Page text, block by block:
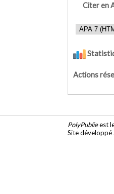
Citer en
Actions
PolyPublieest
Site